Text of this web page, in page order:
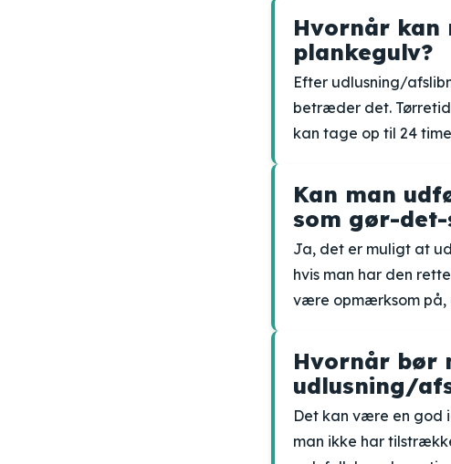
Hvornår
plankegulv?
Efter udlusning/
betræder det.
kan tage op til 24
Kan man
som gør-
Ja, det er muligt at
hvis man har den
være opmærksom på,
Hvornår bør
udlusning/
Det kan være en god
man ikke har